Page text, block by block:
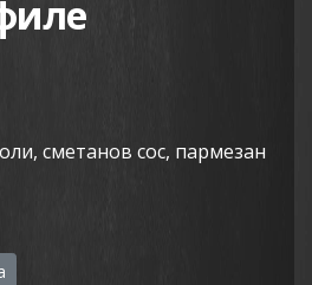
сметанов сос, пармезан